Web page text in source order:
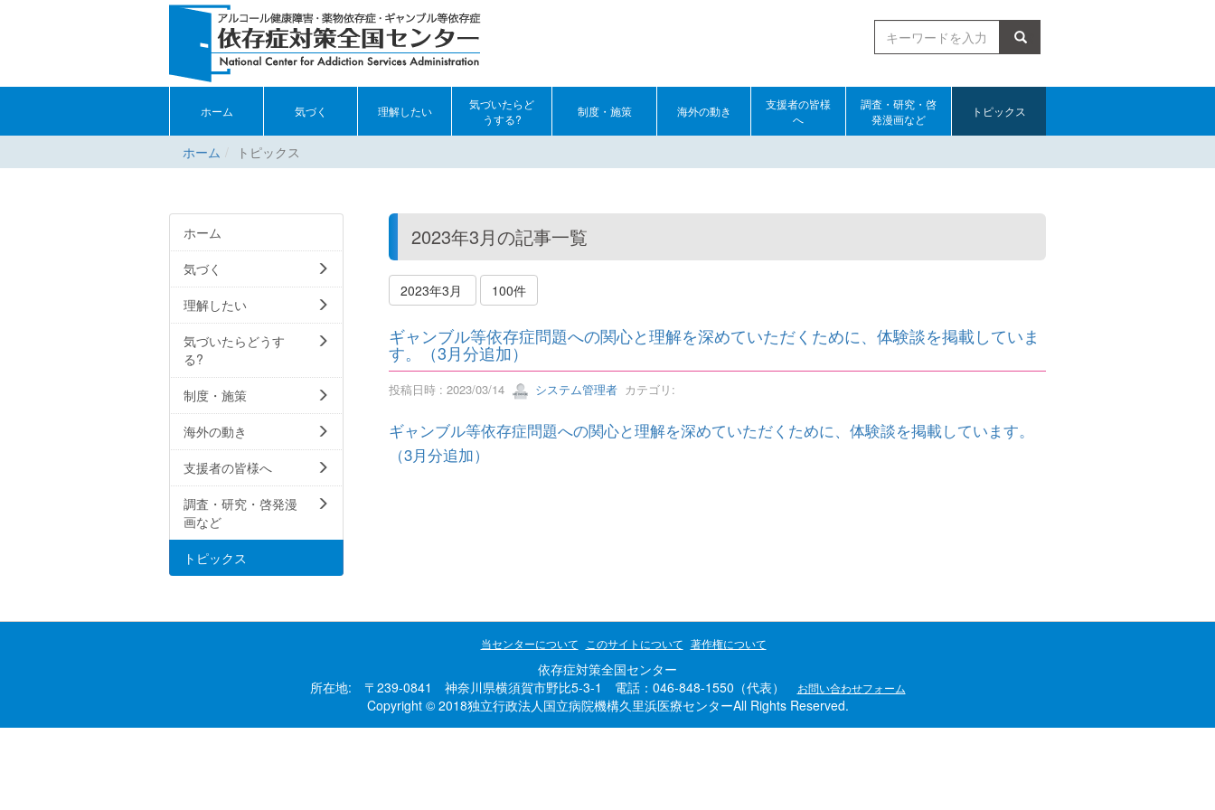
検索
ホーム 気づく 理解したい
気づいたらど
うする?
制度・施策 海外の動き
支援者の皆様
へ
調査・研究・啓
発漫画など
トピックス
ホーム トピックス
2023年3月の記事一覧
2023年3月 100件
ギャンブル等依存症問題への関心と理解を深めていただくために、体験談を掲載していま
す。（3月分追加）
投稿日時 : 2023/03/14 システム管理者カテゴリ:
ギャンブル等依存症問題への関心と理解を深めていただくために、体験談を掲載しています。
（3月分追加）
ホーム
気づく
理解したい
気づいたらどうす
る?
制度・施策
海外の動き
支援者の皆様へ
調査・研究・啓発漫
画など
トピックス
当センターについて このサイトについて 著作権について
依存症対策全国センター
所在地: 〒239-0841 神奈川県横須賀市野比5-3-1 電話：046-848-1550（代表）
お問い合わせフォーム
Copyright © 2018独立行政法人国立病院機構久里浜医療センターAll Rights Reserved.